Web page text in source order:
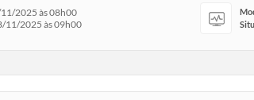
2025 às 08h00
11/2025 às 09h00